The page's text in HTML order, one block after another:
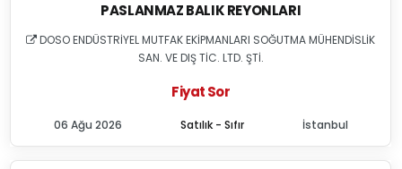
PASLANMAZ BALIK REYONLARI
DOSO ENDÜSTRİYEL MUTFAK EKİPMANLARI SOĞUTMA MÜHENDİSLİK
SAN. VE DIŞ TİC. LTD. ŞTİ.
Fiyat Sor
Satılık - Sıfır
06 Ağu 2026 İstanbul